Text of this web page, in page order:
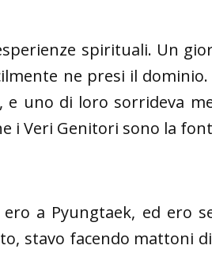
spirituali. Un
ne presi il dominio.
e uno di loro sorrideva
i Veri Genitori sono la
a Pyungtaek, ed ero
stavo facendo mattoni